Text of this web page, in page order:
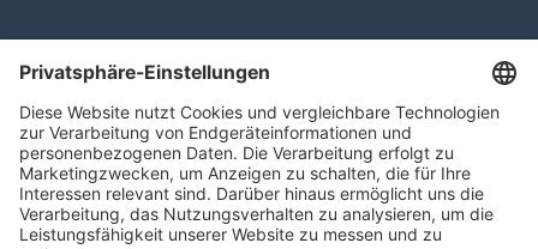
Anochin, Roters & Kollegen GmbH
Wirtschaftsprüfungsgesellschaft, Steuerberatung
Podbielskistraße 158
30177 Hannover